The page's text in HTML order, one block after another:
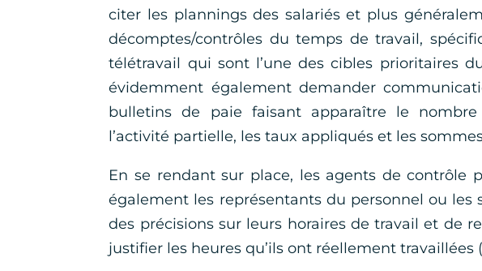
citer les plannings des salariés et plus
décomptes/contrôles du temps de travail,
télétravail qui sont l’une des cibles prioritaires
évidemment également demander
bulletins de paie faisant apparaître le
l’activité partielle, les taux appliqués et les
En se rendant sur place, les agents de contrôle
également les représentants du personnel ou les
des précisions sur leurs horaires de travail et de
justifier les heures qu’ils ont réellement travaillées